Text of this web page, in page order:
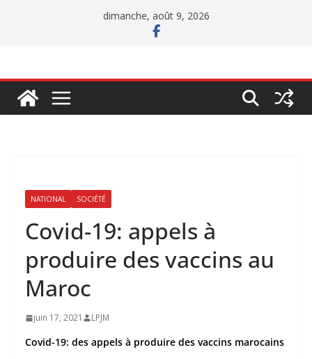
dimanche, août 9, 2026
NATIONAL SOCIÉTÉ
Covid-19: appels à
produire des vaccins au
Maroc
juin 17, 2021 LPJM
Covid-19: des appels à produire des vaccins marocains